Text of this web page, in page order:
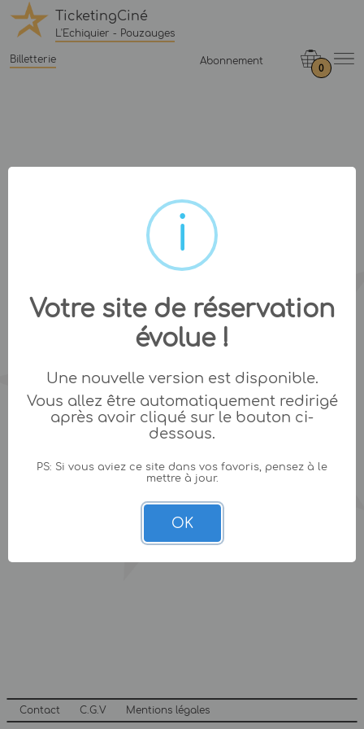
TicketingCiné
L'Echiquier - Pouzauges
Billetterie Abonnement
0
Contact C.G.V Mentions légales
Votre site de réservation
évolue !
Une nouvelle version est disponible.
Vous allez être automatiquement redirigé
après avoir cliqué sur le bouton ci-
dessous.
PS: Si vous aviez ce site dans vos favoris, pensez à le
mettre à jour.
OK